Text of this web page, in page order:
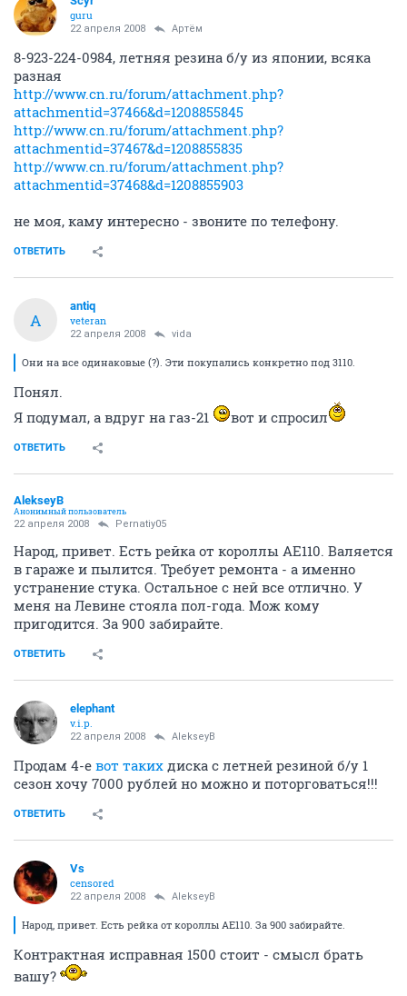
guru
22 апреля 2008 Артём
8-923-224-0984, летняя резина б/у из японии, всяка
разная
http://www.cn.ru/forum/attachment.php?
attachmentid=37466&d=1208855845
http://www.cn.ru/forum/attachment.php?
attachmentid=37467&d=1208855835
http://www.cn.ru/forum/attachment.php?
attachmentid=37468&d=1208855903
не моя, каму интересно - звоните по телефону.
ОТВЕТИТЬ
A
antiq
veteran
22 апреля 2008 vida
Они на все одинаковые (?). Эти покупались конкретно под 3110.
Понял.
Я подумал, а вдруг на газ-21
вот и спросил
ОТВЕТИТЬ
AlekseyB
Анонимный пользователь
22 апреля 2008 Pernatiy05
Народ, привет. Есть рейка от короллы АЕ110. Валяется
в гараже и пылится. Требует ремонта - а именно
устранение стука. Остальное с ней все отлично. У
меня на Левине стояла пол-года. Мож кому
пригодится. За 900 забирайте.
ОТВЕТИТЬ
elephant
v.i.p.
22 апреля 2008 AlekseyB
Продам 4-е вот таких диска с летней резиной б/у 1
сезон хочу 7000 рублей но можно и поторговаться!!!
ОТВЕТИТЬ
Vs
censored
22 апреля 2008 AlekseyB
Народ, привет. Есть рейка от короллы АЕ110. За 900 забирайте.
Контрактная исправная 1500 стоит - смысл брать
вашу?